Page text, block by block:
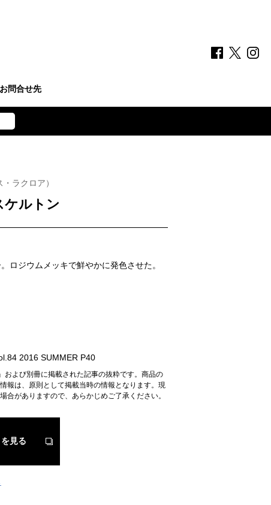
問合せ先
・ラクロア）
ケルトン
ロジウムメッキで鮮やかに発色させた。
2016 SUMMER P40
よび別冊に掲載された記事の抜粋です。商品の
報は、原則として掲載当時の情報となります。現
合がありますので、あらかじめご了承ください。
見る